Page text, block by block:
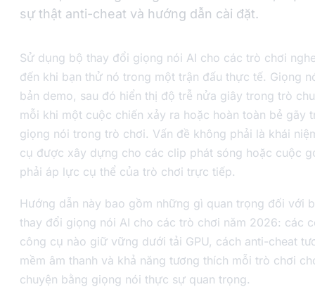
sự thật anti-cheat và hướng dẫn cài đặt.
Sử dụng bộ thay đổi giọng nói AI cho các trò chơi
đến khi bạn thử nó trong một trận đấu thực tế. Giọng
bản demo, sau đó hiển thị độ trễ nửa giây trong trò
mỗi khi một cuộc chiến xảy ra hoặc hoàn toàn bẻ gãy
giọng nói trong trò chơi. Vấn đề không phải là khái
cụ được xây dựng cho các clip phát sóng hoặc cuộc
phải áp lực cụ thể của trò chơi trực tiếp.
Hướng dẫn này bao gồm những gì quan trọng đối với
thay đổi giọng nói AI cho các trò chơi năm 2026: các
công cụ nào giữ vững dưới tải GPU, cách anti-cheat
mềm âm thanh và khả năng tương thích mỗi trò chơi
chuyện bằng giọng nói thực sự quan trọng.